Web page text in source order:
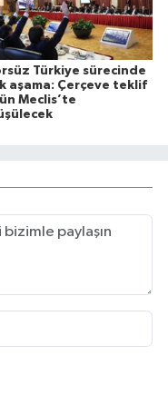
Türkiye sürecinde
aşama: Çerçeve teklif
Meclis’te